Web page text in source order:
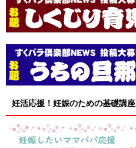
妊活応援！妊娠のための基礎講座